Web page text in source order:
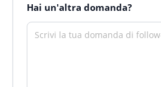
Hai un'altra domanda?